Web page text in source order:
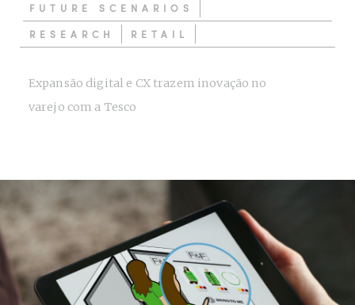
FUTURE SCENARIOS
RESEARCH RETAIL
Expansão digital e CX trazem inovação no
varejo com a Tesco